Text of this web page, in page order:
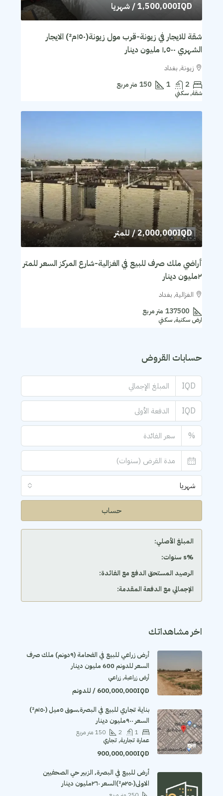
1,500,000IQD/ شهريا
شقة للايجار في زيونة-قرب مول زيونة(١٥٠م²) الايجار
الشهري ١٬٥٠٠ مليون دينار
زيونة, بغداد
2
1
150 متر مربع
شقة, سكني
2,000,000IQD/ للمتر
أراضي ملك صرف للبيع في الغزالية-شارع المركز السعر للمتر
٢مليون دينار
الغزالية, بغداد
137500 متر مربع
ارض سكنية, سكني
حسابات القروض
IQD
IQD
%
شهريا
حساب
المبلغ الأصلي:
‫%s سنوات:
الرصيد المستحق الدفع مع الفائدة:
الإجمالي مع الدفعة المقدمة:
اخر مشاهداتك
أرض زراعي للبيع في الفحامة (٩دونم) ملك صرف
السعر للدونم 600 مليون دينار
أرض زراعية, زراعي
600,000,000IQD / للدونم
بناية تجاري للبيع في البصرة٬سوق ٥ميل (١٥٠م²)
السعر ٩٠٠مليون دينار
1
2
150 متر مربع
عمارة تجارية, تجاري
900,000,000IQD
أرض للبيع في البصرة٬ الزبير حي الصحفيين
الاولى(٢٥٠م²)السعر ٢٦٠مليون دينار